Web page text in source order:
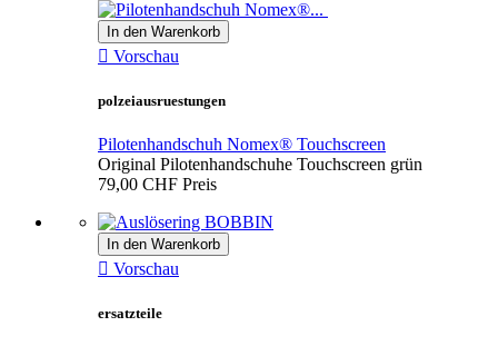
In den Warenkorb
 Vorschau
polzeiausruestungen
Pilotenhandschuh Nomex® Touchscreen
Original Pilotenhandschuhe Touchscreen grün
79,00 CHF Preis
In den Warenkorb
 Vorschau
ersatzteile